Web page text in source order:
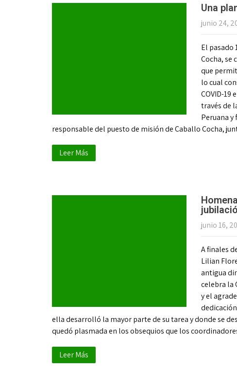
Una
junio 24,
El pasado
Cocha, se
que
lo cual
COVID-
través de
Peruana y
responsable del puesto de misión de Caballo Cocha,
Leer Más
junio 16,
A finales
Lilian
antigua
celebra la
y el
ella desarrolló la mayor parte de su tarea y donde se
quedó plasmada en los obsequios que los
Leer Más